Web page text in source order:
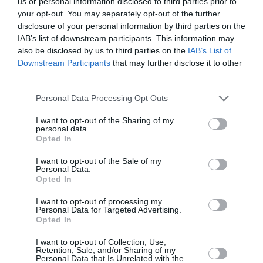
your opt-out. You may separately opt-out of the further
disclosure of your personal information by third parties on the
IAB’s list of downstream participants. This information may
also be disclosed by us to third parties on the IAB’s List of
Downstream Participants that may further disclose it to other
Personal Data Processing Opt Outs
I want to opt-out of the Sharing of my
personal data.
Opted In
I want to opt-out of the Sale of my
Personal Data.
Opted In
I want to opt-out of processing my
Personal Data for Targeted Advertising.
Opted In
I want to opt-out of Collection, Use,
Retention, Sale, and/or Sharing of my
Personal Data that Is Unrelated with the
Κάθε βδομάδα στο e-mail σας τα τελευταία νέα για
την Τέχνη και τον Πολιτισμό!
Σχετικά Άρθρα